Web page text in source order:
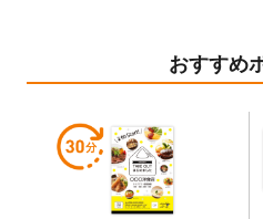
業効率を上げ
開いたしまし
暑中見舞いの
しました。
2026/5/28
【新商品】マ
きるようにな
おすすめ